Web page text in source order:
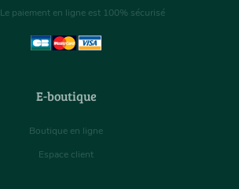
Le paiement en ligne est 100% sécurisé
E-boutique
Boutique en ligne
Espace client